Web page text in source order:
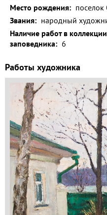
Место рождения: поселок
Звания: народный
Наличие работ в
заповедника: 6
Работы художника